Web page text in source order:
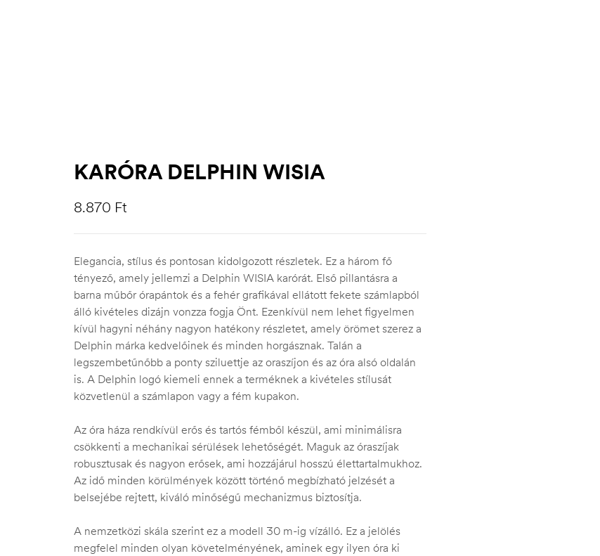
KARÓRA DELPHIN WISIA
8.870 Ft
Elegancia, stílus és pontosan kidolgozott részletek. Ez a három fő
tényező, amely jellemzi a Delphin WISIA karórát. Első pillantásra a
barna műbőr órapántok és a fehér grafikával ellátott fekete számlapból
álló kivételes dizájn vonzza fogja Önt. Ezenkívül nem lehet figyelmen
kívül hagyni néhány nagyon hatékony részletet, amely örömet szerez a
Delphin márka kedvelőinek és minden horgásznak. Talán a
legszembetűnőbb a ponty sziluettje az oraszíjon és az óra alsó oldalán
is. A Delphin logó kiemeli ennek a terméknek a kivételes stílusát
közvetlenül a számlapon vagy a fém kupakon.
Az óra háza rendkívül erős és tartós fémből készül, ami minimálisra
csökkenti a mechanikai sérülések lehetőségét. Maguk az óraszíjak
robusztusak és nagyon erősek, ami hozzájárul hosszú élettartalmukhoz.
Az idő minden körülmények között történő megbízható jelzését a
belsejébe rejtett, kiváló minőségű mechanizmus biztosítja.
A nemzetközi skála szerint ez a modell 30 m-ig vízálló. Ez a jelölés
megfelel minden olyan követelményének, aminek egy ilyen óra ki